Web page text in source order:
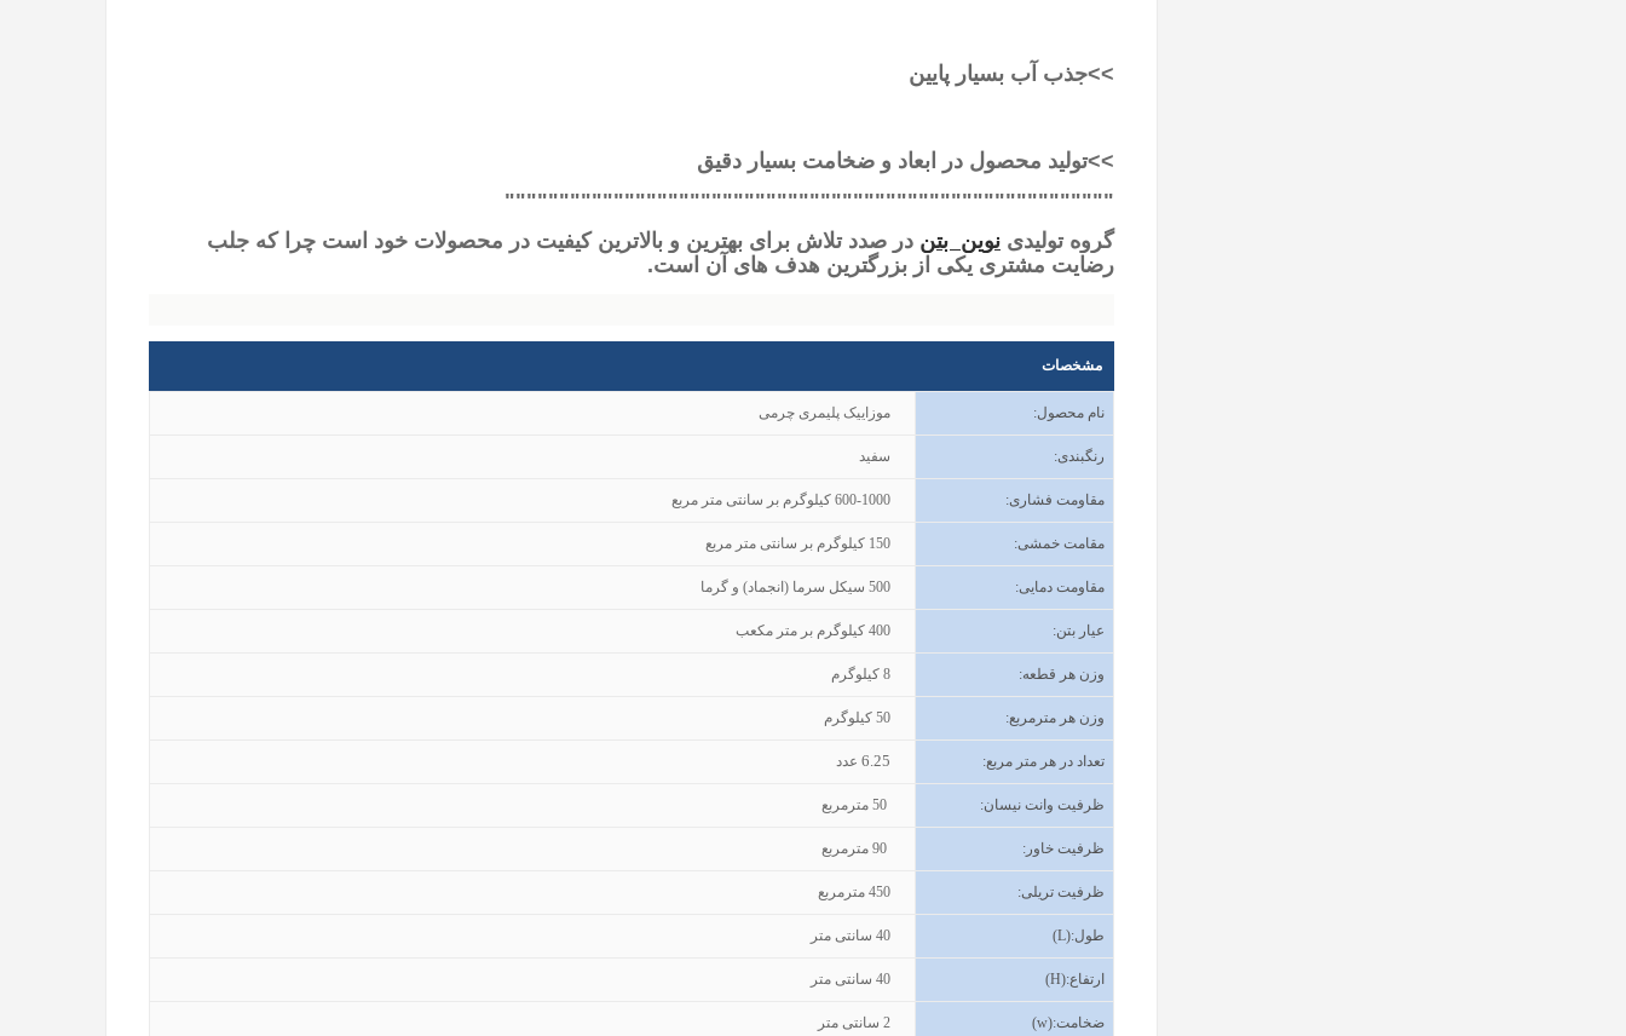
>>جذب آب بسیار پایین
>>تولید محصول در ابعاد و ضخامت بسیار دقیق
""""""""""""""""""""""""""""""""""""""""""""""""""""""""
گروه تولیدی نوین بتن در صدد تلاش برای بهترین و بالاترین کیفیت در محصولات خود است چرا که جلب
رضایت مشتری یکی از بزرگترین هدف های آن است.
مشخصات
نام محصول: موزاییک پلیمری چرمی
رنگبندی: سفید
مقاومت فشاری: 600-1000 کیلوگرم بر سانتی متر مربع
مقامت خمشی: 150 کیلوگرم بر سانتی متر مربع
مقاومت دمایی: 500 سیکل سرما (انجماد) و گرما
عیار بتن:
400 کیلوگرم بر متر مکعب
وزن هر قطعه: 8 کیلوگرم
وزن هر مترمربع: 50 کیلوگرم
تعداد در هر متر مربع: 6.25 عدد
ظرفیت وانت نیسان:
50 مترمربع
ظرفیت خاور :
90 مترمربع
ظرفیت تریلی:
450 مترمربع
طول(L):
40 سانتی متر
ارتفاع(H):
40 سانتی متر
ضخامت(w):
2 سانتی متر